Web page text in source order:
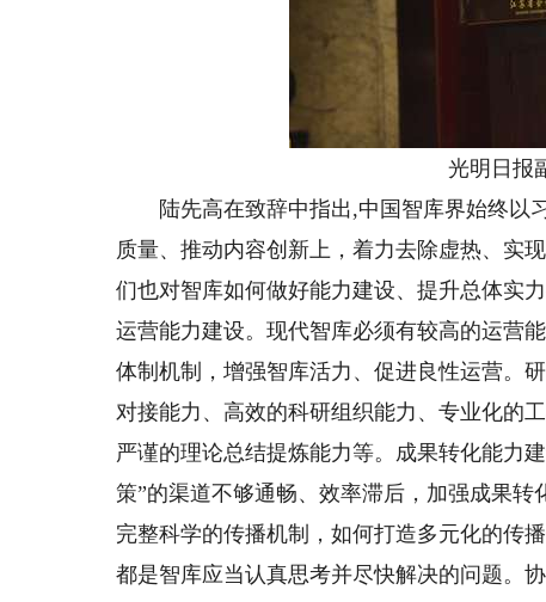
光明日报
陆先高在致辞中指出,中国智库界始终以
质量、推动内容创新上，着力去除虚热、实
们也对智库如何做好能力建设、提升总体实
运营能力建设。现代智库必须有较高的运营
体制机制，增强智库活力、促进良性运营。
对接能力、高效的科研组织能力、专业化的
严谨的理论总结提炼能力等。成果转化能力
策”的渠道不够通畅、效率滞后，加强成果
完整科学的传播机制，如何打造多元化的传
都是智库应当认真思考并尽快解决的问题。